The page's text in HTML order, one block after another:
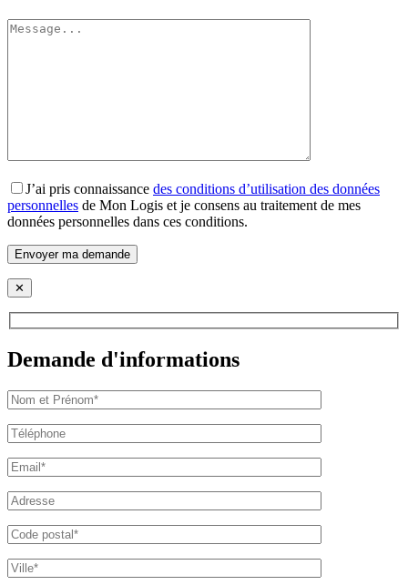
J’ai pris connaissance des conditions d’utilisation des données
personnelles de Mon Logis et je consens au traitement de mes
données personnelles dans ces conditions.
✕
Demande d'informations